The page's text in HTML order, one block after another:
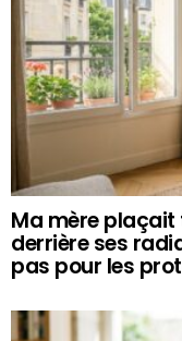
Ma mère
derrière ses
pas pour les